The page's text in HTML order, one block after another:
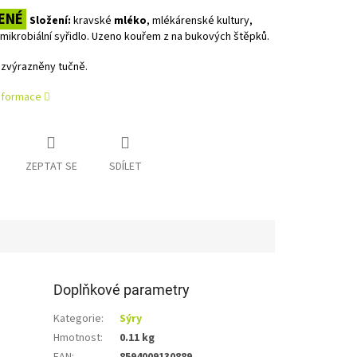
Složení: kravské mléko, mlékárenské kultury,
syřidlo. Uzeno kouřem z na bukových štěpků.
tučně.
ZEPTAT SE SDÍLET
Doplňkové parametry
Kategorie:
Sýry
Hmotnost:
0.11 kg